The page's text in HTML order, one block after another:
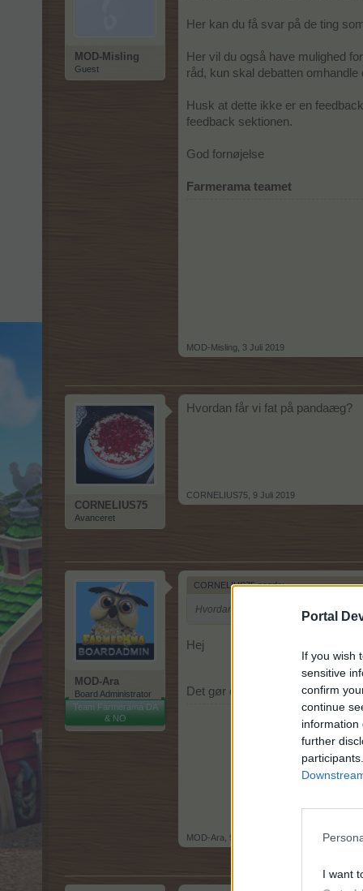
Portal
If you wish
sensitive
confirm
continue
information
further
I want
MOD-Misling
Guest
Her kan du få svar på de ting
Her vil du også have mulighed
råd, kun skal debatten
Husk at dette ikke er en
feedback sektionen.
God fornøjelse
Farmerama teamet
MOD-Misling 3 Juli 2019
CORNELIUS75
Avanceret
Hvordan får vi fat på pandaæg?
CORNELIUS75 9 Juli 2019
MOD-Ara
Board Administrator
Team Farmerama DA
& NO
CORNELIUS75 sagde:↑
Hvordan får vi fat på pandaæg?
Hej
Det gør du via opdateringen i
MOD-Ara 9 Juli 2019